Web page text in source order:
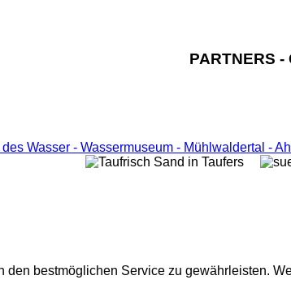
PARTNERS -
den bestmöglichen Service zu gewährleisten.